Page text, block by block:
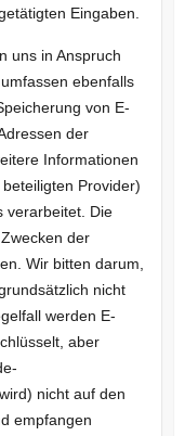
Eingaben.
uns in Anspruch
ebenfalls
von E-
der
Informationen
Provider)
verarbeitet. Die
der
Wir bitten darum,
nicht
werden E-
aber
nicht auf den
empfangen